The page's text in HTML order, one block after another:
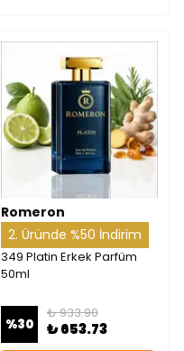
Romeron
2. Üründe %50 İndirim
349 Platin Erkek Parfüm
50ml
%30
₺ 933.90
₺ 653.73